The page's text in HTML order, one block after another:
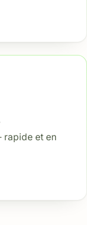
rapide et en